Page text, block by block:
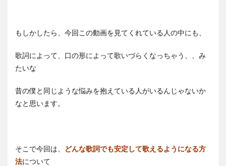
もしかしたら、今回この動画を見てくれている人の中にも、
歌詞によって、口の形によって歌いづらくなっちゃう、、み
たいな
昔の僕と同じような悩みを抱えている人がいるんじゃないか
なと思います。
そこで今回は、
どんな歌詞でも安定して歌えるようになる方
法について